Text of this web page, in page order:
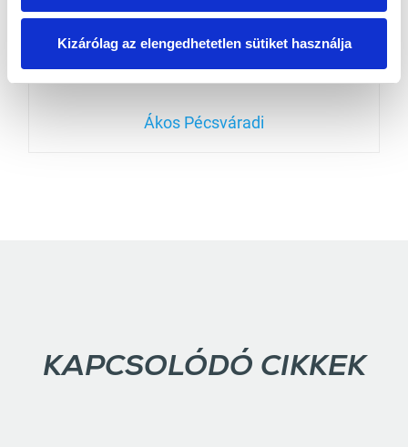
Kizárólag az elengedhetetlen sütiket használja
Ákos Pécsváradi
KAPCSOLÓDÓ CIKKEK